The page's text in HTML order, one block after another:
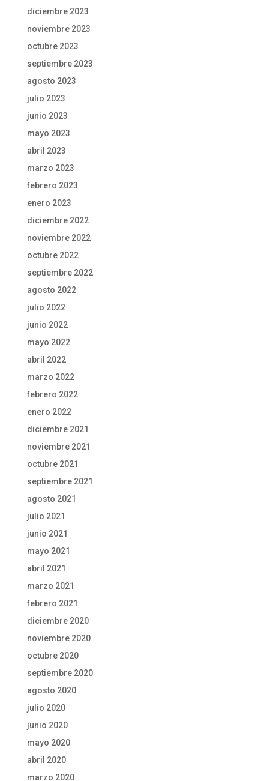
diciembre 2023
noviembre 2023
octubre 2023
septiembre 2023
agosto 2023
julio 2023
junio 2023
mayo 2023
abril 2023
marzo 2023
febrero 2023
enero 2023
diciembre 2022
noviembre 2022
octubre 2022
septiembre 2022
agosto 2022
julio 2022
junio 2022
mayo 2022
abril 2022
marzo 2022
febrero 2022
enero 2022
diciembre 2021
noviembre 2021
octubre 2021
septiembre 2021
agosto 2021
julio 2021
junio 2021
mayo 2021
abril 2021
marzo 2021
febrero 2021
diciembre 2020
noviembre 2020
octubre 2020
septiembre 2020
agosto 2020
julio 2020
junio 2020
mayo 2020
abril 2020
marzo 2020